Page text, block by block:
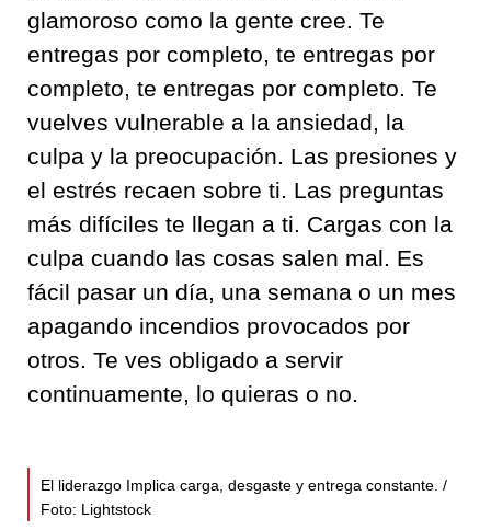
glamoroso como la gente cree. Te
entregas por completo, te entregas por
completo, te entregas por completo. Te
vuelves vulnerable a la ansiedad, la
culpa y la preocupación. Las presiones y
el estrés recaen sobre ti. Las preguntas
más difíciles te llegan a ti. Cargas con la
culpa cuando las cosas salen mal. Es
fácil pasar un día, una semana o un mes
apagando incendios provocados por
otros. Te ves obligado a servir
continuamente, lo quieras o no.
El liderazgo Implica carga, desgaste y entrega constante. /
Foto: Lightstock